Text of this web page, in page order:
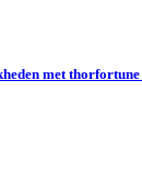
met thorfortune